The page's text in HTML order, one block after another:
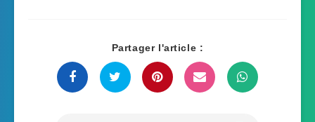
Partager l'article :